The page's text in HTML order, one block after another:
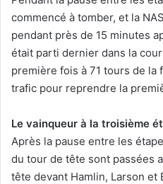
commencé à tomber, et la
pendant près de 15 minutes
était parti dernier dans la
première fois à 71 tours de la
trafic pour reprendre la
Le vainqueur à la troisième
Après la pause entre les
du tour de tête sont passées
tête devant Hamlin, Larson et